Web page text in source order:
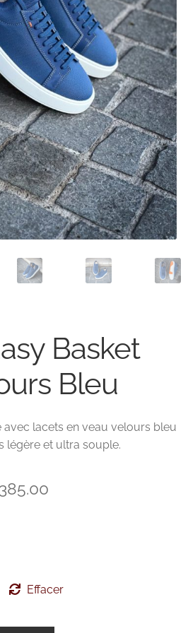
Genève
Basket
Bleu
avec lacets en veau velours bleu
légère et ultra souple.
385.00
CHF385.00.
Effacer